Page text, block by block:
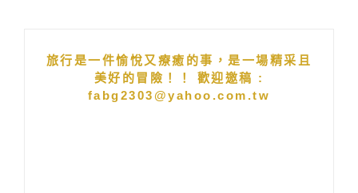
旅行是一件愉悅又療癒的事，是一場精采且
美好的冒險！！ 歡迎邀稿 :
fabg2303@yahoo.com.tw